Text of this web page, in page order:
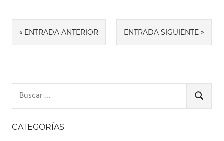
Navegación
de
entradas
ENTRADA ANTERIOR ENTRADA SIGUIENTE
BUSCAR
CATEGORÍAS